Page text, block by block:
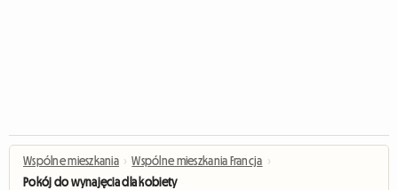
Wspólne mieszkania › Wspólne mieszkania Francja ›
Pokój do wynajęcia dla kobiety